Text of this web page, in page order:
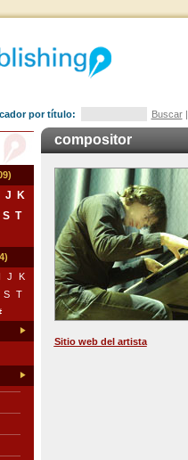
por título: Buscar
J
K
S T
J
K
S T
compositor
Sitio web del artista